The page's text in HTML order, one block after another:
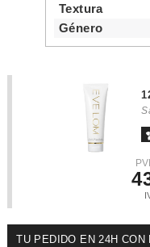
Textura
Género
TU PEDIDO EN 24H